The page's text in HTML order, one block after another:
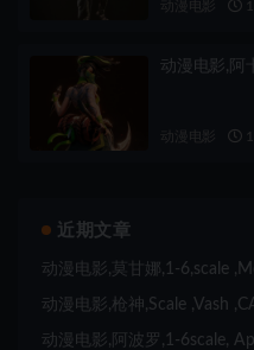
动漫电影,阿
近期文章
动漫电影,莫甘娜,1-6,scale
动漫电影,枪神,Scale ,Vash
动漫电影,阿波罗,1-6scale,